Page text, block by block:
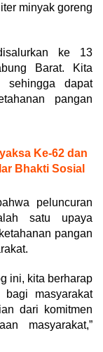
minyak goreng
ke 13
Barat. Kita
sehingga dapat
pangan
Ke-62 dan
Bhakti Sosial
peluncuran
satu upaya
pangan
ini, kita berharap
masyarakat
dari komitmen
masyarakat,”